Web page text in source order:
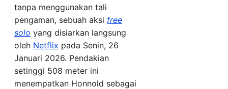
tanpa menggunakan tali
pengaman, sebuah aksi free
solo yang disiarkan langsung
oleh Netflix pada Senin, 26
Januari 2026. Pendakian
setinggi 508 meter ini
menempatkan Honnold sebagai